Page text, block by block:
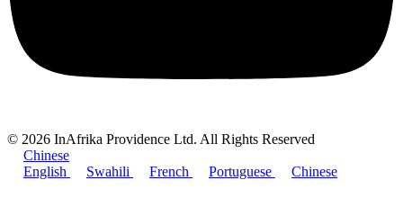
© 2026 InAfrika Providence Ltd. All Rights Reserved
Chinese
English
Swahili French Portuguese Chinese